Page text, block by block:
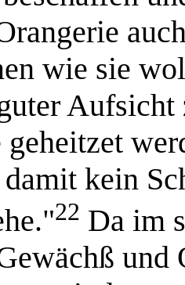
wie sie
Aufsicht
damit kein
22 Da im
und